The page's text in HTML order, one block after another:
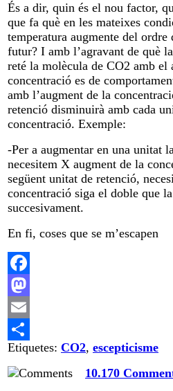
És a dir, quin és el nou factor,
que fa què en les mateixes
temperatura augmente del ordre
futur? I amb l’agravant de què
reté la molècula de CO2 amb el
concentració es de
amb l’augment de la
retenció disminuirà amb cada
concentració. Exemple:
-Per a augmentar en una unitat
necesitem X augment de la
següent unitat de retenció,
concentració siga el doble que
succesivament.
En fi, coses que se m’escapen
Facebook
Mastodon
Email
Comparteix
Etiquetes: CO2, escepticisme
10.170